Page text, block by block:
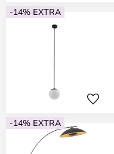
-14% EXTRA
-14% EXTRA